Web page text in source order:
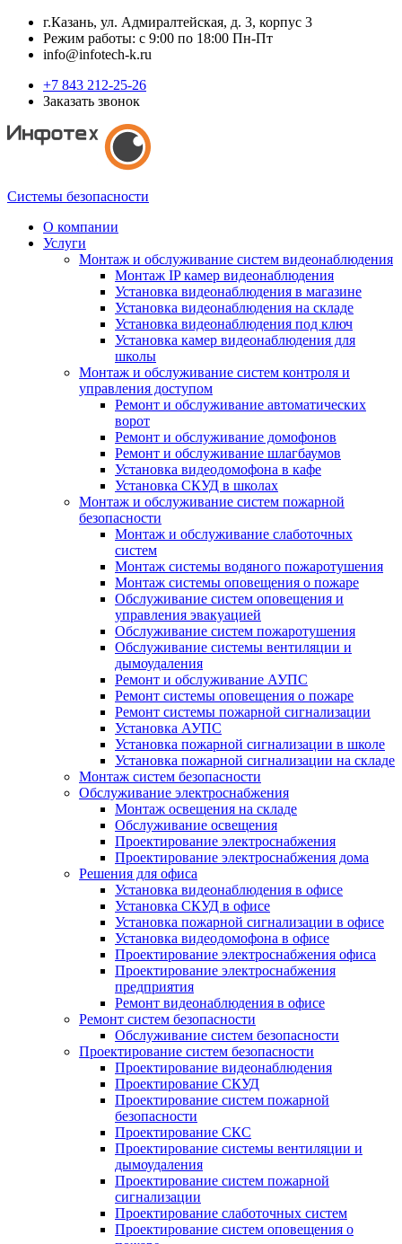
г.Казань, ул. Адмиралтейская, д. 3, корпус 3
Режим работы: с 9:00 по 18:00 Пн-Пт
info@infotech-k.ru
+7 843 212-25-26
Заказать звонок
Системы безопасности
О компании
Услуги
Монтаж и обслуживание систем видеонаблюдения
Монтаж IP камер видеонаблюдения
Установка видеонаблюдения в магазине
Установка видеонаблюдения на складе
Установка видеонаблюдения под ключ
Установка камер видеонаблюдения для
школы
Монтаж и обслуживание систем контроля и
управления доступом
Ремонт и обслуживание автоматических
ворот
Ремонт и обслуживание домофонов
Ремонт и обслуживание шлагбаумов
Установка видеодомофона в кафе
Установка СКУД в школах
Монтаж и обслуживание систем пожарной
безопасности
Монтаж и обслуживание слаботочных
систем
Монтаж системы водяного пожаротушения
Монтаж системы оповещения о пожаре
Обслуживание систем оповещения и
управления эвакуацией
Обслуживание систем пожаротушения
Обслуживание системы вентиляции и
дымоудаления
Ремонт и обслуживание АУПС
Ремонт системы оповещения о пожаре
Ремонт системы пожарной сигнализации
Установка АУПС
Установка пожарной сигнализации в школе
Установка пожарной сигнализации на складе
Монтаж систем безопасности
Обслуживание электроснабжения
Монтаж освещения на складе
Обслуживание освещения
Проектирование электроснабжения
Проектирование электроснабжения дома
Решения для офиса
Установка видеонаблюдения в офисе
Установка СКУД в офисе
Установка пожарной сигнализации в офисе
Установка видеодомофона в офисе
Проектирование электроснабжения офиса
Проектирование электроснабжения
предприятия
Ремонт видеонаблюдения в офисе
Ремонт систем безопасности
Обслуживание систем безопасности
Проектирование систем безопасности
Проектирование видеонаблюдения
Проектирование СКУД
Проектирование систем пожарной
безопасности
Проектирование СКС
Проектирование системы вентиляции и
дымоудаления
Проектирование систем пожарной
сигнализации
Проектирование слаботочных систем
Проектирование систем оповещения о